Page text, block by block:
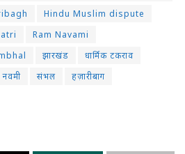
Hindu Muslim dispute
Ram Navami
झारखंड
धार्मिक टकराव
नवमी संभल
हज़ारीबाग